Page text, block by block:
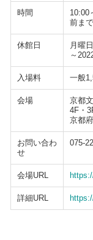
時間
10:00
前まで
休館日
月曜
～
入場料 一般
会場
京都
4F・
京都
お問い合わ
せ
075-
会場URL
詳細URL